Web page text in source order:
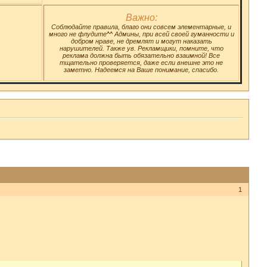
Важно:
Соблюдайте правила, благо они совсем элементарные, и
много не флудите^^ Админы, при всей своей гуманности и
добром нраве, не дремлят и могут наказать
нарушителей. Также ув. Рекламщики, помните, что
реклама должна быть обязательно взаимной! Все
тщательно проверяется, даже если внешне это не
заметно. Надеемся на Ваше понимание, спасибо.
1